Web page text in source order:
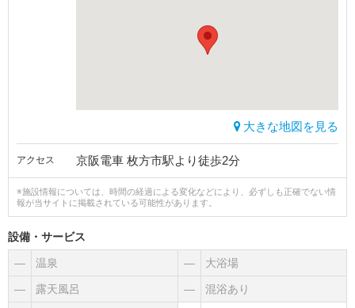
大きな地図を見る
アクセス 京阪電車 枚方市駅より徒歩2分
※施設情報については、時間の経過による変化などにより、必ずしも正確でない情
報が当サイトに掲載されている可能性があります。
設備・サービス
― 温泉 ― 大浴場
― 露天風呂 ― 混浴あり